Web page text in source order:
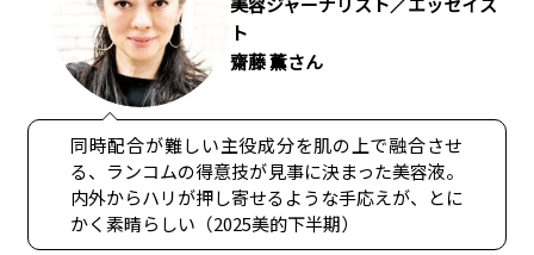
ト
齋藤 薫さん
同時配合が難しい主役成分を肌の上で融合させ
る、ランコムの得意技が見事に決まった美容液。
内外からハリが押し寄せるような手応えが、とに
かく素晴らしい（2025美的下半期）